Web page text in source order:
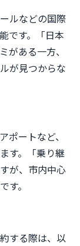
ルなどの国際
です。「日本
がある一方、
が見つからな
ポートなど、
す。「乗り継
が、市内中心
す。
する際は、以